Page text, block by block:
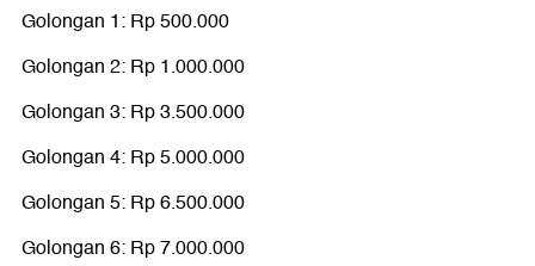
Golongan 1: Rp 500.000
Golongan 2: Rp 1.000.000
Golongan 3: Rp 3.500.000
Golongan 4: Rp 5.000.000
Golongan 5: Rp 6.500.000
Golongan 6: Rp 7.000.000